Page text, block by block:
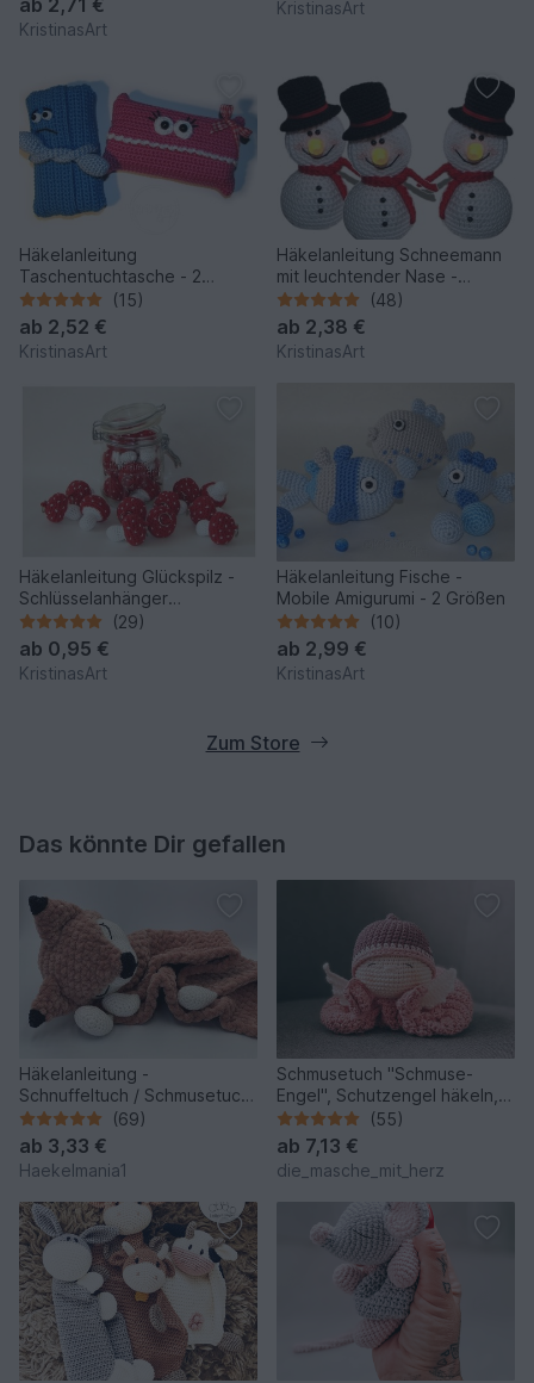
KristinasArt
KristinasArt
Häkelanleitung
Taschentuchtasche - 2
Varianten - Heulsusi und
Schmolla
(15)
ab 2,52 €
KristinasArt
Häkelanleitung Schneemann
mit leuchtender Nase -
Amigurumi
(48)
ab 2,38 €
KristinasArt
Häkelanleitung Glückspilz -
Schlüsselanhänger
Fliegenpilz
(29)
ab 0,95 €
KristinasArt
Häkelanleitung Fische -
Mobile Amigurumi - 2 Größen
(10)
ab 2,99 €
KristinasArt
Zum Store
Das könnte Dir gefallen
Häkelanleitung -
Schnuffeltuch / Schmusetuch
Fuchs
(69)
ab 3,33 €
Haekelmania1
Schmusetuch "Schmuse-
Engel", Schutzengel häkeln,
deutsche Häkelanleitung
(55)
ab 7,13 €
die_masche_mit_herz